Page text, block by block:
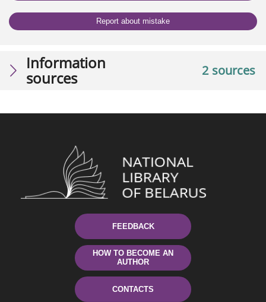
Report about mistake
2 sources
Information
sources
FEEDBACK
HOW TO BECOME AN
AUTHOR
CONTACTS